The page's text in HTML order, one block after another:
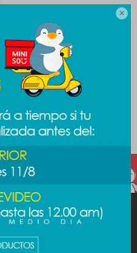
